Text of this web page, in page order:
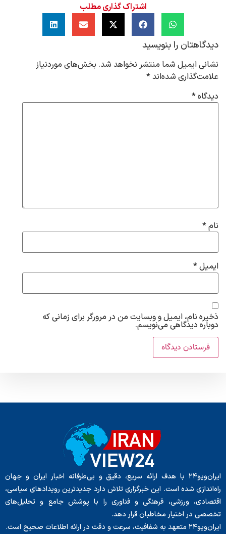
اشتراک گذاری مطلب
دیدگاهتان را بنویسید
نشانی ایمیل شما منتشر نخواهد شد. بخش‌های موردنیاز
علامت‌گذاری شده‌اند*
دیدگاه*
نام*
ایمیل*
ذخیره نام، ایمیل و وبسایت من در مرورگر برای زمانی که
دوباره دیدگاهی می‌نویسم.
ایران‌ویو۲۴ با هدف ارائه سریع، دقیق و بی‌طرفانه اخبار ایران و جهان
راه‌اندازی شده است. این خبرگزاری تلاش دارد جدیدترین رویدادهای سیاسی،
اقتصادی، ورزشی، فرهنگی و فناوری را با پوشش جامع و تحلیل‌های
تخصصی در اختیار مخاطبان قرار دهد.
ایران‌ویو۲۴ متعهد به شفافیت، سرعت و دقت در ارائه اطلاعات صحیح است.